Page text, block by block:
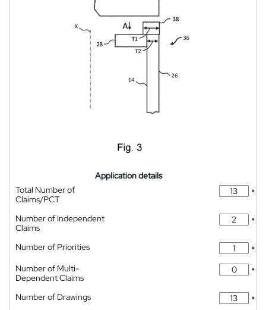
Application details
Total Number of
Claims/PCT
*
Number of Independent
Claims
*
Number of Priorities
*
Number of Multi-
Dependent Claims
*
Number of Drawings
*